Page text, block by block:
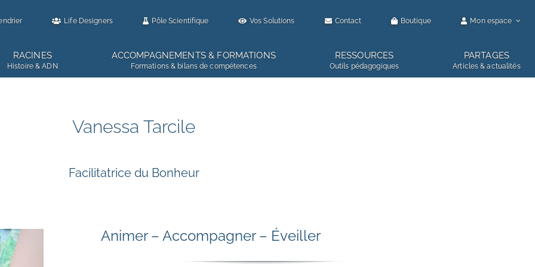
Life Designers Pôle Scientifique Vos Solutions Contact Boutique Mon espace
RACINES
Histoire & ADN
ACCOMPAGNEMENTS & FORMATIONS
Formations & bilans de compétences
RESSOURCES
Outils pédagogiques
PARTAGES
Articles & actualités
Vanessa Tarcile
Facilitatrice du Bonheur
Animer – Accompagner – Éveiller